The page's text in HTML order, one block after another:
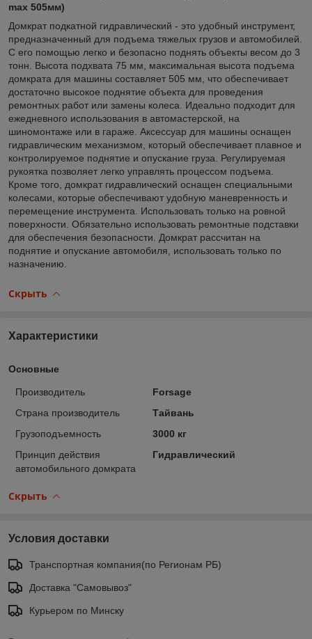
max 505мм)
Домкрат подкатной гидравлический - это удобный инструмент,
предназначенный для подъема тяжелых грузов и автомобилей.
С его помощью легко и безопасно поднять объекты весом до 3
тонн. Высота подхвата 75 мм, максимальная высота подъема
домкрата для машины составляет 505 мм, что обеспечивает
достаточно высокое поднятие объекта для проведения
ремонтных работ или замены колеса. Идеально подходит для
ежедневного использования в автомастерской, на
шиномонтаже или в гараже. Аксессуар для машины оснащен
гидравлическим механизмом, который обеспечивает плавное и
контролируемое поднятие и опускание груза. Регулируемая
рукоятка позволяет легко управлять процессом подъема.
Кроме того, домкрат гидравлический оснащен специальными
колесами, которые обеспечивают удобную маневренность и
перемещение инструмента. Использовать только на ровной
поверхности. Обязательно использовать ремонтные подставки
для обеспечения безопасности. Домкрат рассчитан на
поднятие и опускание автомобиля, использовать только по
назначению.
Скрыть
Характеристики
Основные
Производитель
Forsage
Страна производитель
Тайвань
Грузоподъемность
3000 кг
Принцип действия
автомобильного домкрата
Гидравлический
Скрыть
Условия доставки
Транспортная компания(по Регионам РБ)
Доставка "Самовывоз"
Курьером по Минску